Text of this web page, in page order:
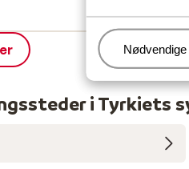
Administrer
Nødvendige
i Tyrkiets